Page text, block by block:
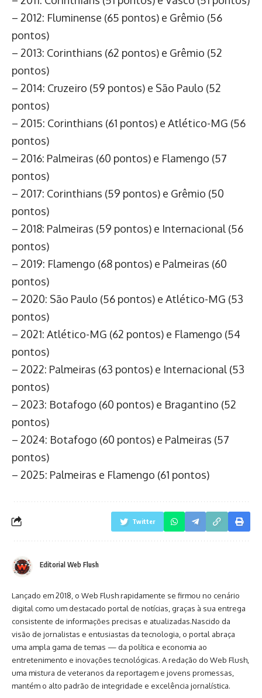
– 2012: Fluminense (65 pontos) e Grêmio (56
pontos)
– 2013: Corinthians (62 pontos) e Grêmio (52
pontos)
– 2014: Cruzeiro (59 pontos) e São Paulo (52
pontos)
– 2015: Corinthians (61 pontos) e Atlético-MG (56
pontos)
– 2016: Palmeiras (60 pontos) e Flamengo (57
pontos)
– 2017: Corinthians (59 pontos) e Grêmio (50
pontos)
– 2018: Palmeiras (59 pontos) e Internacional (56
pontos)
– 2019: Flamengo (68 pontos) e Palmeiras (60
pontos)
– 2020: São Paulo (56 pontos) e Atlético-MG (53
pontos)
– 2021: Atlético-MG (62 pontos) e Flamengo (54
pontos)
– 2022: Palmeiras (63 pontos) e Internacional (53
pontos)
– 2023: Botafogo (60 pontos) e Bragantino (52
pontos)
– 2024: Botafogo (60 pontos) e Palmeiras (57
pontos)
– 2025: Palmeiras e Flamengo (61 pontos)
Twitter
Editorial Web Flush
Lançado em 2018, o Web Flush rapidamente se firmou no cenário
digital como um destacado portal de notícias, graças à sua entrega
consistente de informações precisas e atualizadas.Nascido da
visão de jornalistas e entusiastas da tecnologia, o portal abraça
uma ampla gama de temas — da política e economia ao
entretenimento e inovações tecnológicas. A redação do Web Flush,
uma mistura de veteranos da reportagem e jovens promessas,
mantém o alto padrão de integridade e excelência jornalística.